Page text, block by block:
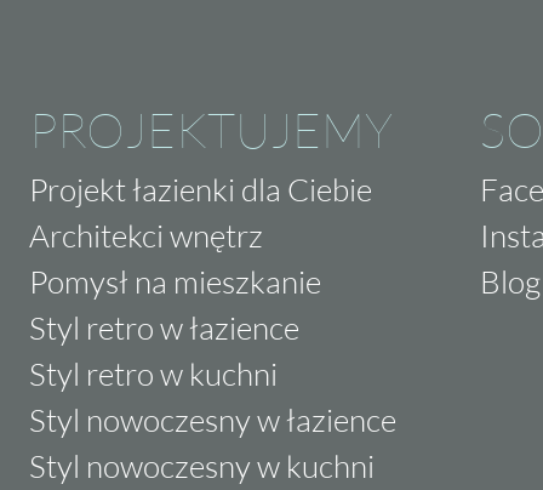
PROJEKTUJEMY
Projekt łazienki dla Ciebie
Architekci wnętrz
Pomysł na mieszkanie
Styl retro w łazience
Styl retro w kuchni
Styl nowoczesny w łazience
Styl nowoczesny w kuchni
Blog